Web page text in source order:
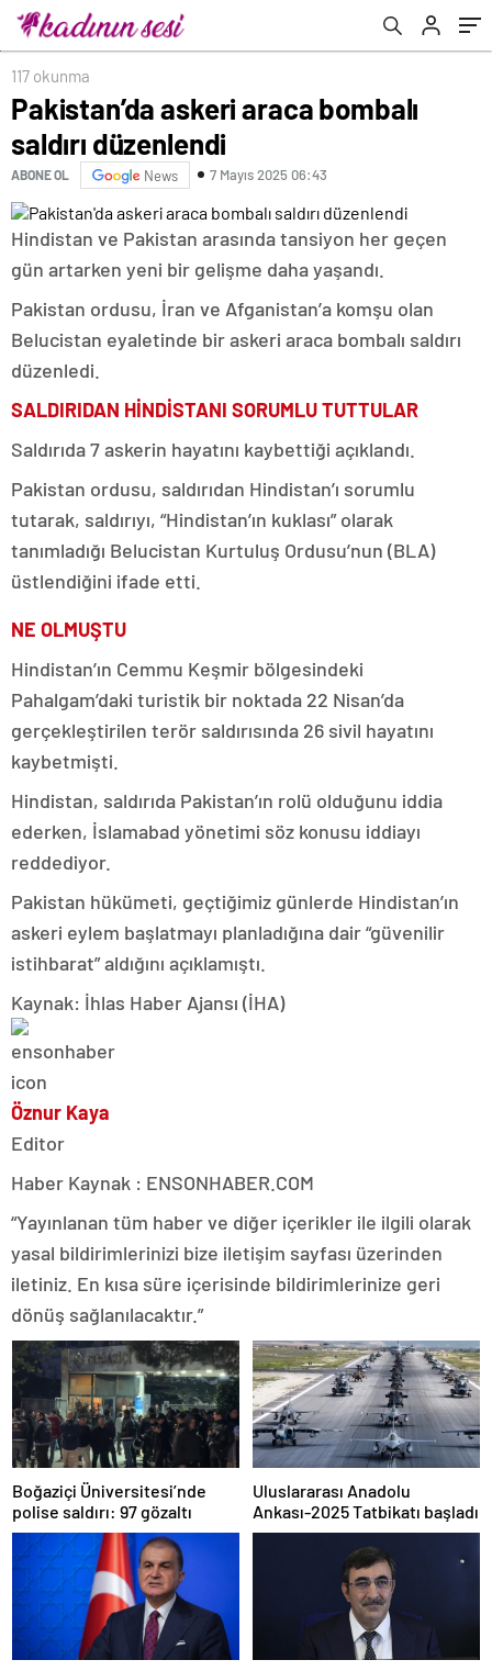
117 okunma
Pakistan’da askeri araca bombalı
saldırı düzenlendi
ABONE OL News 7 Mayıs 2025 06:43
Hindistan ve Pakistan arasında tansiyon her geçen
gün artarken yeni bir gelişme daha yaşandı.
Pakistan ordusu, İran ve Afganistan’a komşu olan
Belucistan eyaletinde bir askeri araca bombalı saldırı
düzenledi.
SALDIRIDAN HİNDİSTANI SORUMLU TUTTULAR
Saldırıda 7 askerin hayatını kaybettiği açıklandı.
Pakistan ordusu, saldırıdan Hindistan’ı sorumlu
tutarak, saldırıyı, “Hindistan’ın kuklası” olarak
tanımladığı Belucistan Kurtuluş Ordusu’nun (BLA)
üstlendiğini ifade etti.
NE OLMUŞTU
Hindistan’ın Cemmu Keşmir bölgesindeki
Pahalgam’daki turistik bir noktada 22 Nisan’da
gerçekleştirilen terör saldırısında 26 sivil hayatını
kaybetmişti.
Hindistan, saldırıda Pakistan’ın rolü olduğunu iddia
ederken, İslamabad yönetimi söz konusu iddiayı
reddediyor.
Pakistan hükümeti, geçtiğimiz günlerde Hindistan’ın
askeri eylem başlatmayı planladığına dair “güvenilir
istihbarat” aldığını açıklamıştı.
Kaynak: İhlas Haber Ajansı (İHA)
Öznur Kaya
Editor
Haber Kaynak : ENSONHABER.COM
“Yayınlanan tüm haber ve diğer içerikler ile ilgili olarak
yasal bildirimlerinizi bize iletişim sayfası üzerinden
iletiniz. En kısa süre içerisinde bildirimlerinize geri
dönüş sağlanılacaktır.”
Boğaziçi Üniversitesi’nde
polise saldırı: 97 gözaltı
Uluslararası Anadolu
Ankası-2025 Tatbikatı başladı